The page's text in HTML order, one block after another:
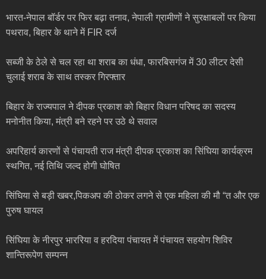
भारत-नेपाल बॉर्डर पर फिर बढ़ा तनाव, नेपाली ग्रामीणों ने सुरक्षाबलों पर किया
पथराव, बिहार के थाने में FIR दर्ज
सब्जी के ठेले से चल रहा था शराब का धंधा, फारबिसगंज में 30 लीटर देसी
चुलाई शराब के साथ तस्कर गिरफ्तार
बिहार के राज्यपाल ने दीपक प्रकाश को बिहार विधान परिषद का सदस्य
मनोनीत किया, मंत्री बने रहने पर उठे थे सवाल
अपरिहार्य कारणों से पंचायती राज मंत्री दीपक प्रकाश का सिंघिया कार्यक्रम
स्थगित, नई तिथि जल्द होगी घोषित
सिंघिया से बड़ी खबर,पिकअप की ठोकर लगने से एक महिला की मौ “त और एक
पुरुष घायल
सिंघिया के नीरपुर भाररिया व हरदिया पंचायत में पंचायत सहयोग शिविर
शान्तिरूपेण सम्पन्न